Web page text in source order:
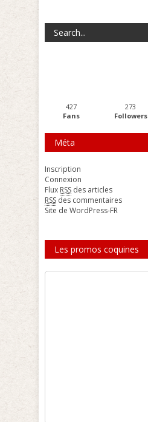
427
Fans
273
Followers
Méta
Inscription
Connexion
Flux RSS des articles
RSS des commentaires
Site de WordPress-FR
Les promos coquines